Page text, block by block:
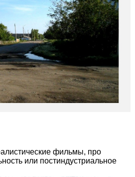
фильмы, про
или постиндустриальное